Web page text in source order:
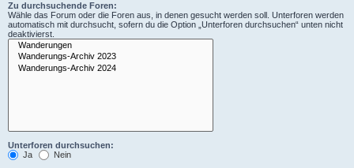
Zu durchsuchende Foren:
Wähle das Forum oder die Foren aus, in denen gesucht werden soll. Unterforen werden
automatisch mit durchsucht, sofern du die Option „Unterforen durchsuchen“ unten nicht
deaktivierst.
Unterforen durchsuchen:
Ja
Nein